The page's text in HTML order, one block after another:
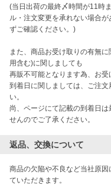
(当日出荷の最終〆時間が11時
ル・注文変更を承れない場合
ずご確認ください。)
また、商品お受け取りの有無
用含む)に関しましても
再販不可能となります為、お受
到着日に関しましては、ご注
い。
尚、ページにて記載の到着日
返品、交換について
商品の欠陥や不良など当社原
ていただきます。